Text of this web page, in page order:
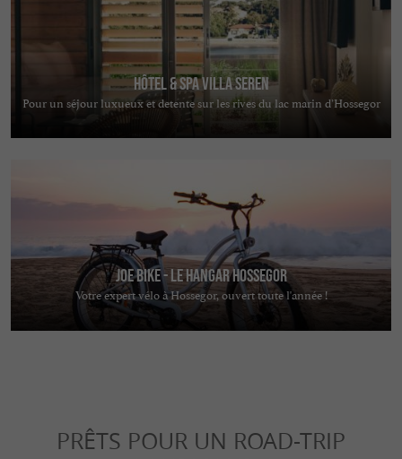
Hôtel & Spa Villa Seren
Pour un séjour luxueux et detente sur les rives du lac marin d’Hossegor
JOE BIKE - Le Hangar Hossegor
Votre expert vélo à Hossegor, ouvert toute l'année !
PRÊTS POUR UN ROAD-TRIP